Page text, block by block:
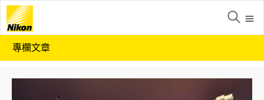
專欄文章